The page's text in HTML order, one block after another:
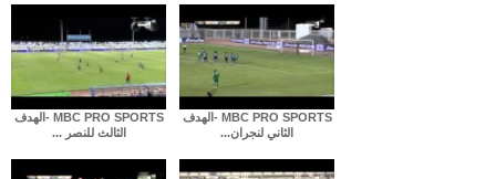
MBC PRO SPORTS -الهدف
الثالث للنصر ...
MBC PRO SPORTS -الهدف
الثاني لنجران...